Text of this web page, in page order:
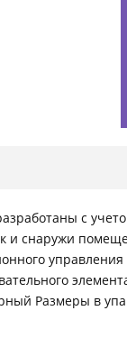
с
и снаружи
Размеры в